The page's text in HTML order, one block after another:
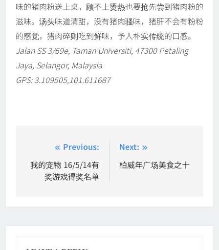
味的猪肉粉送上桌。顾不上烫热也要抢先尝到猪肉粉的
滋味。汤头味道清甜，没有猪肉骚味，猪肝不会有粉粉
的感觉，猪肉碎则吃到鲜味，予人朴实传统的口感。
Jalan SS 3/59e, Taman Universiti, 47300 Petaling
Jaya, Selangor, Malaysia
GPS: 3.109505,101.611687
navigation
Previous:
我的宠物 16/5/14有
奖游戏得奖名单
Next:
柏威年广场美食之十